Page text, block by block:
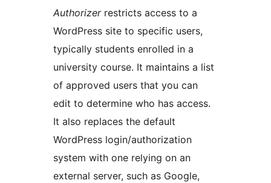
Authorizerrestricts access to a
WordPress site to specific users,
typically students enrolled in a
university course. It maintains a list
of approved users that you can
edit to determine who has access.
It also replaces the default
WordPress login/authorization
system with one relying on an
external server, such as Google,